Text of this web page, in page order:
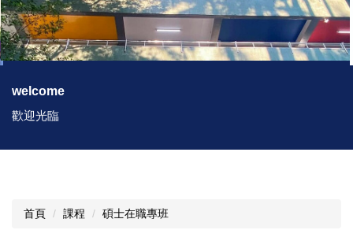
welcome
歡迎光臨
首頁 課程 碩士在職專班